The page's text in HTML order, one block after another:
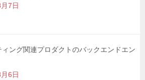
7日
ィング関連プロダクトのバックエンドエン
6日